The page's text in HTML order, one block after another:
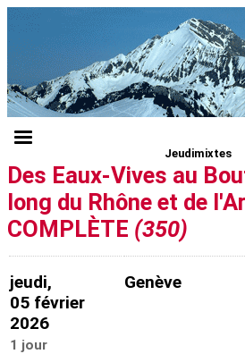
Jeudimixtes
Des Eaux-Vives au
long du Rhône et de
COMPLÈTE (350)
jeudi,
05 février
2026
1 jour
Genève